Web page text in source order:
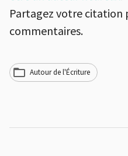
Partagez votre citation
commentaires.
Autour de l'Écriture